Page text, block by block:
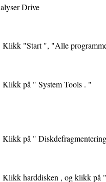
Drive
Klikk "Start ", "Alle
Klikk på " System Tools . "
Klikk på "
Klikk harddisken , og klikk på